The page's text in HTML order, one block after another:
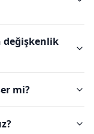
değişkenlik
mi?